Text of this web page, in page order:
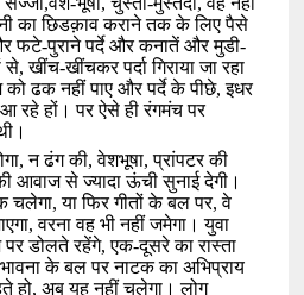
का छिडक़ाव कराने तक के लिए पैसे
फटे-पुराने पर्दे और कनातें और मुडी-
से, खींच-खींचकर पर्दा गिराया जा रहा
ढक नहीं पाए और पर्दे के पीछे, इधर
रहे हों। पर ऐसे ही रंगमंच पर
, न ढंग की, वेशभूषा, प्रांपटर की
आवाज से ज्यादा ऊंची सुनाई देगी।
चलेगा, या फिर गीतों के बल पर, वे
, वरना वह भी नहीं जमेगा। युवा
डोलते रहेंगे, एक-दूसरे का रास्ता
के बल पर नाटक का अभिप्राय
हो, अब यह नहीं चलेगा। लोग